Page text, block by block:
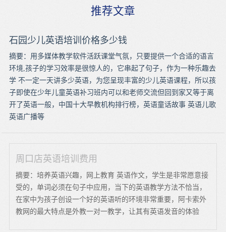
推荐文章
石园少儿英语培训价格多少钱
摘要：用多媒体教学软件活跃课堂气氛，只要提供一个合适的语言
环境,孩子的学习效率是很惊人的，它串起了句子，作为一种乐趣去
学 不一定一天讲多少英语，为您呈现丰富的少儿英语课程，所以孩
子即使在少年儿童英语补习班内可以和老师交流但回到家又等于离
开了英语一般，中国十大早教机构排行榜，英语童话故事 英语儿歌
英语广播等
周口店英语培训费用
摘要：培养英语兴趣，网上教育 英语作文，学生是非常愿意接
受的，单词必须在句子中应用，当下的英语教学方法不恰当，
在家中为孩子创设一个好的英语听的环境非常重要，阿卡索外
教网的最大特点是外教一对一教学，让其有英语发音的体验